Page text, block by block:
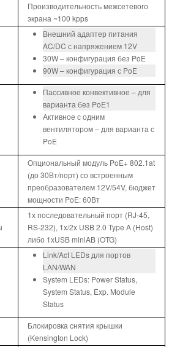
Производительность межсетевого
экрана ~100 kpps
Внешний адаптер питания
AC/DC с напряжением 12V
30W – конфигурация без PoE
90W – конфигурация с PoE
Пассивное конвективное – для
варианта без PoE1
Активное с одним
вентилятором – для варианта с
PoE
Опциональный модуль PoE+ 802.1at
(до 30Вт/порт) со встроенным
преобразователем 12V/54V, бюджет
мощности PoE: 60Вт
1х последовательный порт (RJ-45,
RS-232), 1x/2x USB 2.0 Type A (Host)
либо 1xUSB miniAB (OTG)
Link/Act LEDs для портов
LAN/WAN
System LEDs: Power Status,
System Status, Exp. Module
Status
Блокировка снятия крышки
(Kensington Lock)